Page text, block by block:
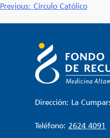
Navegación
de
entradas
Previous: Círculo Católico
Dirección: La
Teléfono: 2624 4091